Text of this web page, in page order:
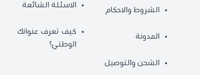
الشروط والاحكام
المدونة
الشحن والتوصيل
الاسئلة الشائعة
كيف تعرف عنوانك
الوطني؟